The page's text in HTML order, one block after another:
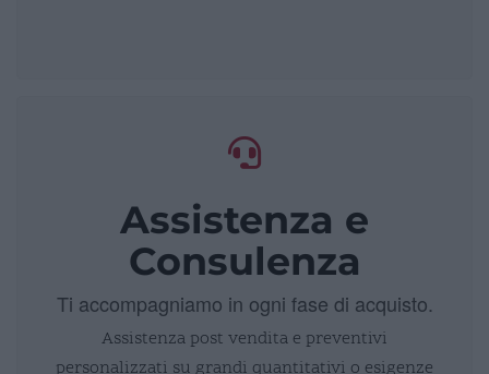
Assistenza e
Consulenza
Ti accompagniamo in ogni fase di acquisto.
Assistenza post vendita e preventivi
personalizzati su grandi quantitativi o esigenze